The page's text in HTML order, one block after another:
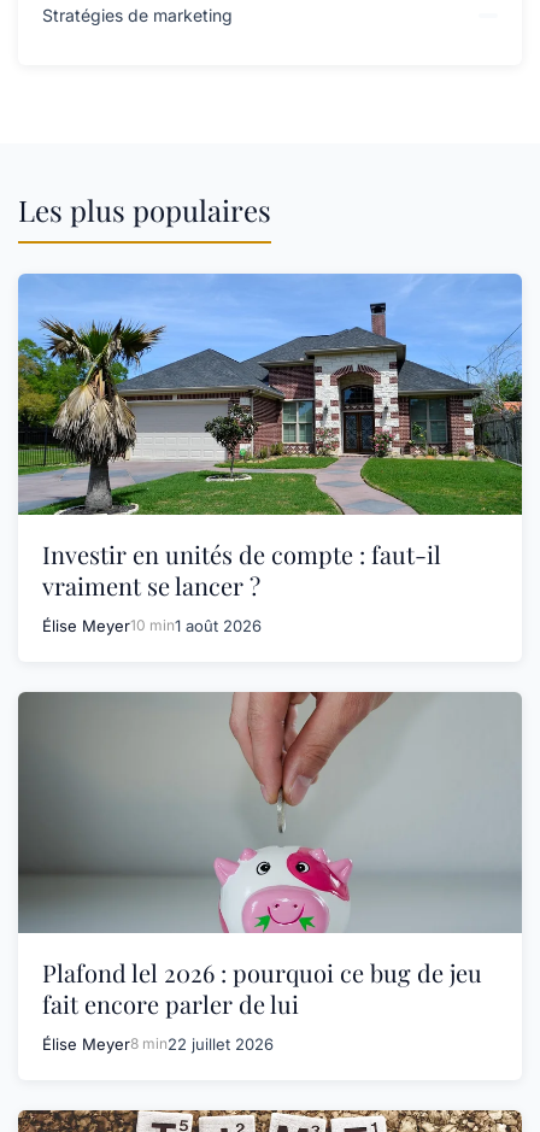
Stratégies de marketing
Les plus populaires
Investir en unités de compte : faut-il
vraiment se lancer ?
Élise Meyer10 min1 août 2026
Plafond lel 2026 : pourquoi ce bug de jeu
fait encore parler de lui
Élise Meyer8 min22 juillet 2026